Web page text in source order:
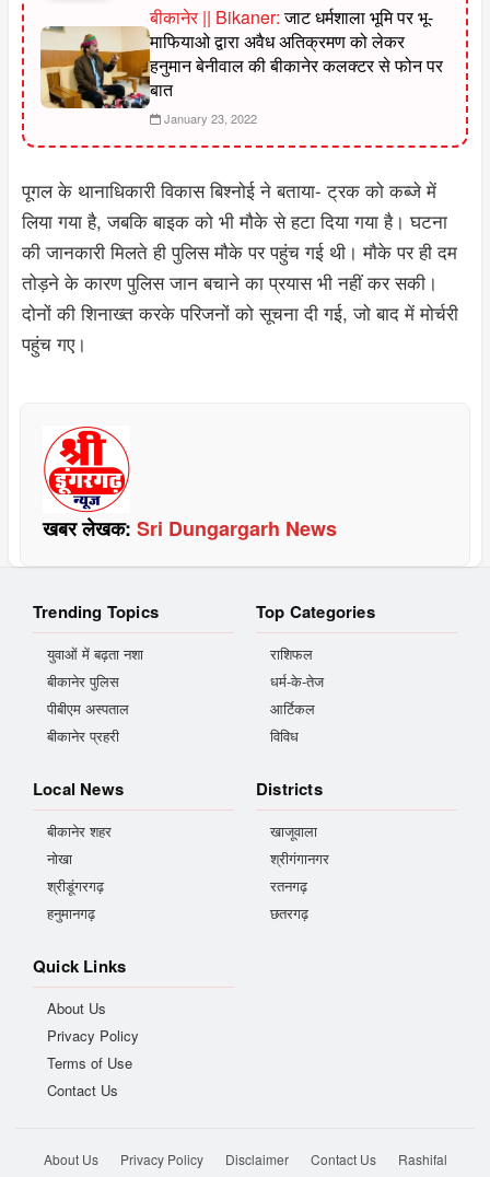
बीकानेर || Bikaner:जाट धर्मशाला भूमि पर भू-
माफियाओ द्वारा अवैध अतिक्रमण को लेकर
हनुमान बेनीवाल की बीकानेर कलक्टर से फोन पर
बात
January 23, 2022
पूगल के थानाधिकारी विकास बिश्नोई ने बताया- ट्रक को कब्जे में
लिया गया है, जबकि बाइक को भी मौके से हटा दिया गया है। घटना
की जानकारी मिलते ही पुलिस मौके पर पहुंच गई थी। माैके पर ही दम
तोड़ने के कारण पुलिस जान बचाने का प्रयास भी नहीं कर सकी।
दोनों की शिनाख्त करके परिजनों को सूचना दी गई, जो बाद में मोर्चरी
पहुंच गए।
खबर लेखक: Sri Dungargarh News
Trending Topics
युवाओं में बढ़ता नशा
बीकानेर पुलिस
पीबीएम अस्पताल
बीकानेर प्रहरी
Top Categories
राशिफल
धर्म-के-तेज
आर्टिकल
विविध
Local News
बीकानेर शहर
नोखा
श्रीडूंगरगढ़
हनुमानगढ़
Districts
खाजूवाला
श्रीगंगानगर
रतनगढ़
छतरगढ़
Quick Links
About Us
Privacy Policy
Terms of Use
Contact Us
About Us Privacy Policy Disclaimer Contact Us
Rashifal